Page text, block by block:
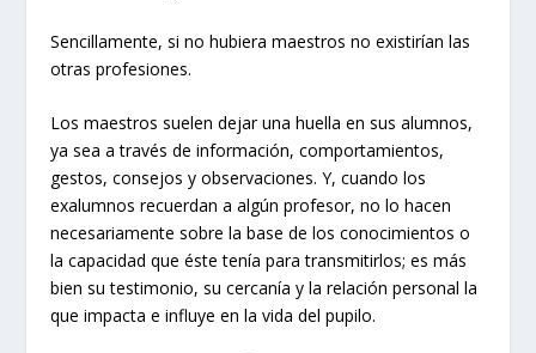
Sencillamente, si no hubiera maestros no existirían las
otras profesiones.
Los maestros suelen dejar una huella en sus alumnos,
ya sea a través de información, comportamientos,
gestos, consejos y observaciones. Y, cuando los
exalumnos recuerdan a algún profesor, no lo hacen
necesariamente sobre la base de los conocimientos o
la capacidad que éste tenía para transmitirlos; es más
bien su testimonio, su cercanía y la relación personal la
que impacta e influye en la vida del pupilo.